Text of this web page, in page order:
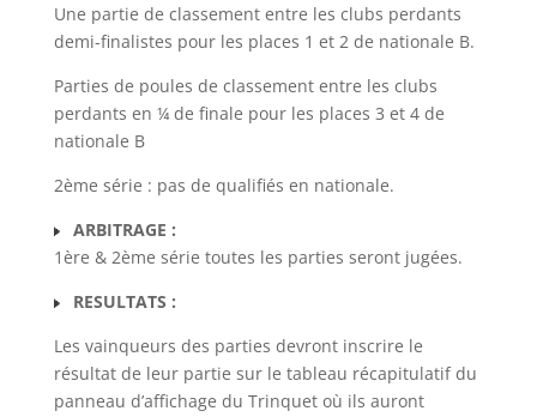
Une partie de classement entre les clubs perdants
demi-finalistes pour les places 1 et 2 de nationale B.
Parties de poules de classement entre les clubs
perdants en ¼ de finale pour les places 3 et 4 de
nationale B
2ème série : pas de qualifiés en nationale.
ARBITRAGE :
1ère & 2ème série toutes les parties seront jugées.
RESULTATS :
Les vainqueurs des parties devront inscrire le
résultat de leur partie sur le tableau récapitulatif du
panneau d’affichage du Trinquet où ils auront